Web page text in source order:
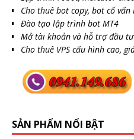
Cho thuê bot copy, bot cố
Đào tạo lập trình bot MT4
Mở tài khoản và hỗ trợ đầu tư
Cho thuê VPS cấu hình cao,
SẢN PHẨM NỔI BẬT